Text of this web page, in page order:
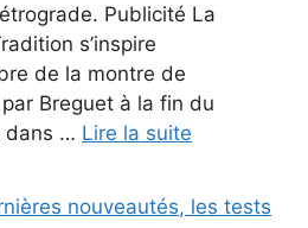
Publicité La
s’inspire
de la montre de
Breguet à la fin du
dans … Lire la suite
nouveautés, les tests